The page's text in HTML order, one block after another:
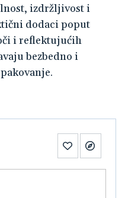
izdržljivost i
dodaci poput
i reflektujućih
bezbedno i